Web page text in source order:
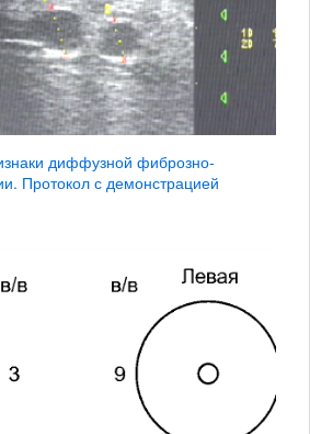
диффузной фиброзно-
Протокол с демонстрацией